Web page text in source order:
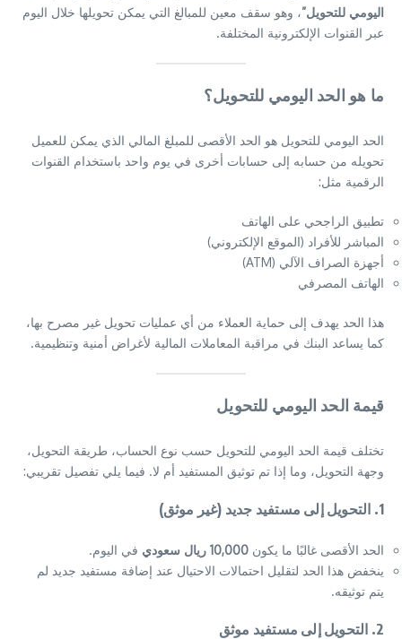
اليومي للتحويل”، وهو سقف معين للمبالغ التي يمكن تحويلها خلال اليوم
عبر القنوات الإلكترونية المختلفة.
ما هو الحد اليومي للتحويل؟
الحد اليومي للتحويل هو الحد الأقصى للمبلغ المالي الذي يمكن للعميل
تحويله من حسابه إلى حسابات أخرى في يوم واحد باستخدام القنوات
الرقمية مثل:
تطبيق الراجحي على الهاتف
المباشر للأفراد (الموقع الإلكتروني)
أجهزة الصراف الآلي (ATM)
الهاتف المصرفي
هذا الحد يهدف إلى حماية العملاء من أي عمليات تحويل غير مصرح بها،
كما يساعد البنك في مراقبة المعاملات المالية لأغراض أمنية وتنظيمية.
قيمة الحد اليومي للتحويل
تختلف قيمة الحد اليومي للتحويل حسب نوع الحساب، طريقة التحويل،
وجهة التحويل، وما إذا تم توثيق المستفيد أم لا. فيما يلي تفصيل تقريبي:
1. التحويل إلى مستفيد جديد (غير موثق)
الحد الأقصى غالبًا ما يكون 10,000 ريال سعودي
في اليوم.
ينخفض هذا الحد لتقليل احتمالات الاحتيال عند إضافة مستفيد جديد لم
يتم توثيقه.
2. التحويل إلى مستفيد موثق